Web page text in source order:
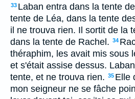
33 Laban entra dans la tente
tente de Léa, dans la tente
il ne trouva rien. Il sortit de la
dans la tente de Rachel. 34
théraphim, les avait mis sous
et s'était assise dessus.
tente, et ne trouva rien. 35 Elle
mon seigneur ne se fâche